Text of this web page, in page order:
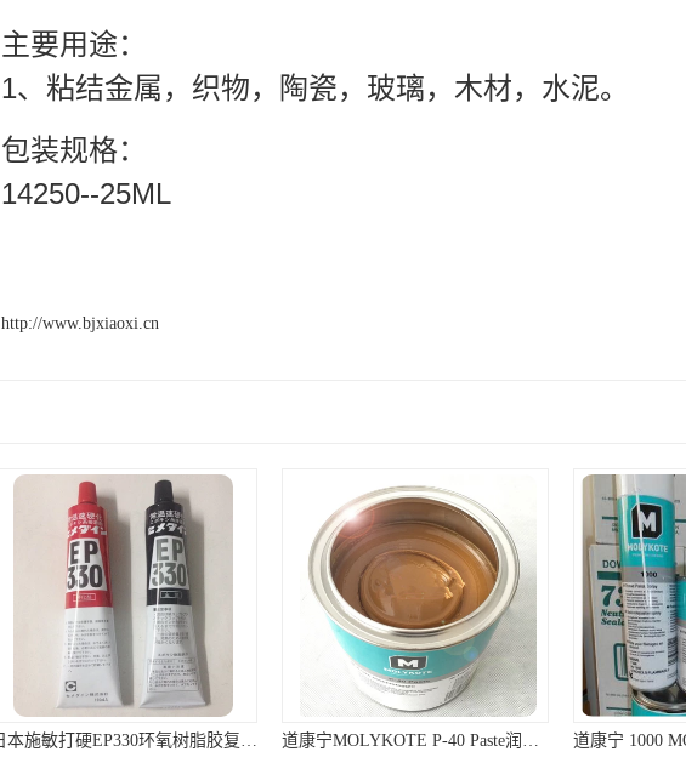
主要用途：
1、粘结金属，织物，陶瓷，玻璃，木材，水泥。
包装规格：
14250--25ML
http://www.bjxiaoxi.cn
日本施敏打硬EP330环氧树脂胶复合材料黏胶玻璃钢粘结320ML/组 道康宁MOLYKOTE P-40 Paste润滑脂棕色不含金属滑动轴承润滑油膏